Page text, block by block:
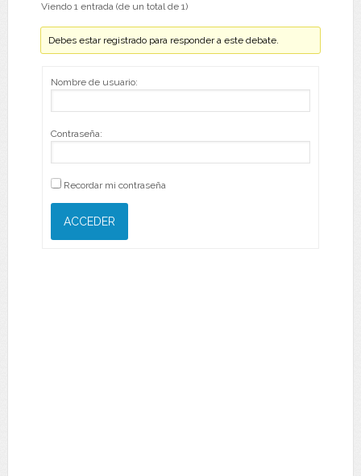
Viendo 1 entrada (de un total de 1)
Debes estar registrado para responder a este debate.
Nombre de usuario:
Contraseña:
Recordar mi contraseña
ACCEDER